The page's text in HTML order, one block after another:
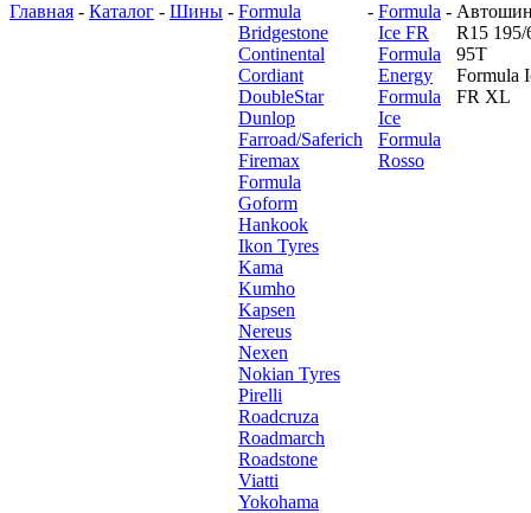
Главная - Каталог - Шины - Formula
Bridgestone
Continental
Cordiant
DoubleStar
Dunlop
Farroad/Saferich
Firemax
Formula
Goform
Hankook
Ikon Tyres
Kama
Kumho
Kapsen
Nereus
Nexen
Nokian Tyres
Pirelli
Roadcruza
Roadmarch
Roadstone
Viatti
Yokohama
- Formula
Ice FR
Formula
Energy
Formula
Ice
Formula
Rosso
-
R15 195/
95T
Formula
FR XL